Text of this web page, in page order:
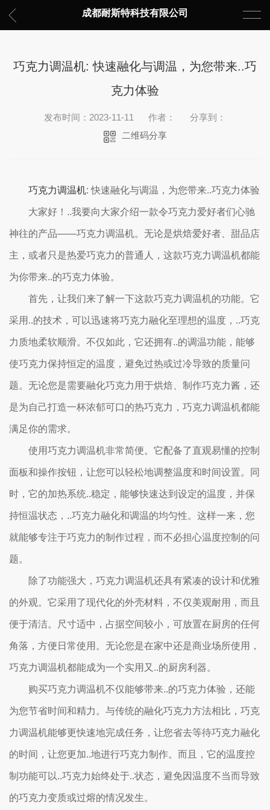
成都耐斯特科技有限公司
巧克力调温机: 快速融化与调温，为您带来..巧
克力体验
发布时间：2023-11-11 作者：
分享到：
二维码分享
巧克力调温机: 快速融化与调温，为您带来..巧克力体验
大家好！..我要向大家介绍一款令巧克力爱好者们心驰
神往的产品——巧克力调温机。无论是烘焙爱好者、甜品店
主，或者只是热爱巧克力的普通人，这款巧克力调温机都能
为你带来..的巧克力体验。
首先，让我们来了解一下这款巧克力调温机的功能。它
采用..的技术，可以迅速将巧克力融化至理想的温度，..巧克
力质地柔软顺滑。不仅如此，它还拥有..的调温功能，能够
使巧克力保持恒定的温度，避免过热或过冷导致的质量问
题。无论您是需要融化巧克力用于烘焙、制作巧克力酱，还
是为自己打造一杯浓郁可口的热巧克力，巧克力调温机都能
满足你的需求。
使用巧克力调温机非常简便。它配备了直观易懂的控制
面板和操作按钮，让您可以轻松地调整温度和时间设置。同
时，它的加热系统..稳定，能够快速达到设定的温度，并保
持恒温状态，..巧克力融化和调温的均匀性。这样一来，您
就能够专注于巧克力的制作过程，而不必担心温度控制的问
题。
除了功能强大，巧克力调温机还具有紧凑的设计和优雅
的外观。它采用了现代化的外壳材料，不仅美观耐用，而且
便于清洁。尺寸适中，占据空间较小，可放置在厨房的任何
角落，方便日常使用。无论您是在家中还是商业场所使用，
巧克力调温机都能成为一个实用又..的厨房利器。
购买巧克力调温机不仅能够带来..的巧克力体验，还能
为您节省时间和精力。与传统的融化巧克力方法相比，巧克
力调温机能够更快速地完成任务，让您省去等待巧克力融化
的时间，让您更加..地进行巧克力制作。而且，它的温度控
制功能可以..巧克力始终处于..状态，避免因温度不当而导致
的巧克力变质或过熔的情况发生。